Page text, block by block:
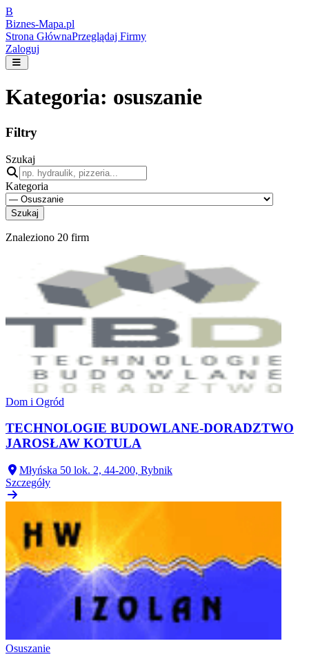
B
Biznes-Mapa.pl
Strona GłównaPrzeglądaj Firmy
Zaloguj
Kategoria: osuszanie
Filtry
Szukaj
Kategoria
Szukaj
Znaleziono 20 firm
Dom i Ogród
TECHNOLOGIE BUDOWLANE-DORADZTWO
JAROSŁAW KOTULA
Młyńska 50 lok. 2, 44-200, Rybnik
Szczegóły
Osuszanie